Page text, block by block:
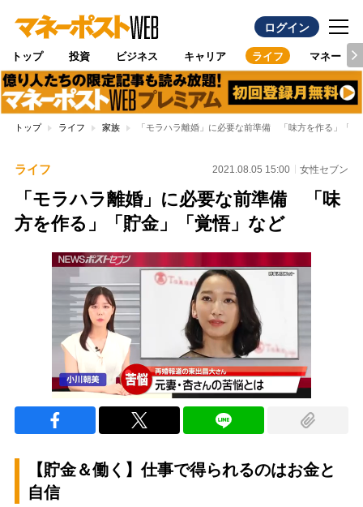
ログイン
トップ 投資 ビジネス キャリア ライフ マネー
トップ ライフ 家族 「モラハラ離婚」に必要な前準備 「味方を作る」「貯
ライフ 2021.08.05 15:00 女性セブン
「モラハラ離婚」に必要な前準備 「味
方を作る」「貯金」「覚悟」など
【貯金＆働く】仕事で得られるのはお金と
自信